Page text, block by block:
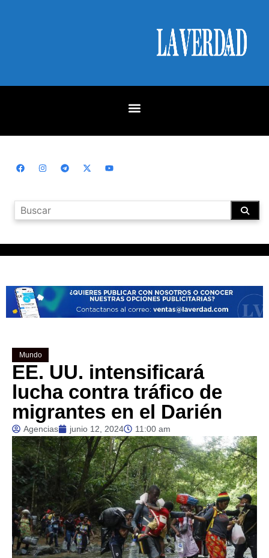
Mundo
EE. UU. intensificará
lucha contra tráfico de
migrantes en el Darién
Agencias junio 12, 2024 11:00 am